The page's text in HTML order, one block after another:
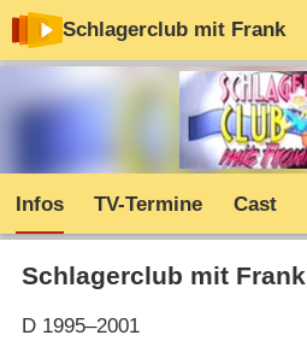
Schlagerclub mit Frank
Infos TV-Termine Cast
Schlagerclub mit Frank
D1995–2001